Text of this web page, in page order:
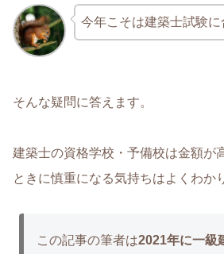
今年こそは建築士試験に
そんな疑問に答えます。
建築士の資格学校・予備校は金額が
ときに慎重になる気持ちはよくわか
この記事の筆者は2021年に一級